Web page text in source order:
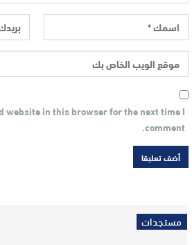
website in this browser for the next time I
comment.
مستجدات